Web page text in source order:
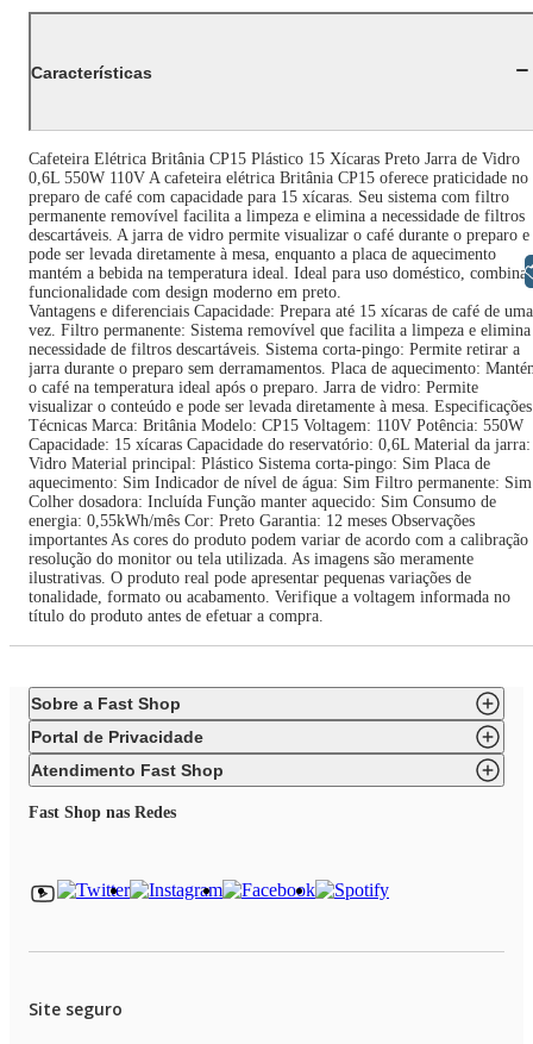
Características
Cafeteira Elétrica Britânia CP15 Plástico 15 Xícaras Preto Jarra de Vidro
0,6L 550W 110V A cafeteira elétrica Britânia CP15 oferece praticidade no
preparo de café com capacidade para 15 xícaras. Seu sistema com filtro
permanente removível facilita a limpeza e elimina a necessidade de filtros
descartáveis. A jarra de vidro permite visualizar o café durante o preparo e
pode ser levada diretamente à mesa, enquanto a placa de aquecimento
mantém a bebida na temperatura ideal. Ideal para uso doméstico, combina
funcionalidade com design moderno em preto.
Vantagens e diferenciais Capacidade: Prepara até 15 xícaras de café de uma
vez. Filtro permanente: Sistema removível que facilita a limpeza e elimina
necessidade de filtros descartáveis. Sistema corta-pingo: Permite retirar a
jarra durante o preparo sem derramamentos. Placa de aquecimento:
o café na temperatura ideal após o preparo. Jarra de vidro: Permite
visualizar o conteúdo e pode ser levada diretamente à mesa. Especificações
Técnicas Marca: Britânia Modelo: CP15 Voltagem: 110V Potência: 550W
Capacidade: 15 xícaras Capacidade do reservatório: 0,6L Material da jarra:
Vidro Material principal: Plástico Sistema corta-pingo: Sim Placa de
aquecimento: Sim Indicador de nível de água: Sim Filtro permanente: Sim
Colher dosadora: Incluída Função manter aquecido: Sim Consumo de
energia: 0,55kWh/mês Cor: Preto Garantia: 12 meses Observações
importantes As cores do produto podem variar de acordo com a calibração
resolução do monitor ou tela utilizada. As imagens são meramente
ilustrativas. O produto real pode apresentar pequenas variações de
tonalidade, formato ou acabamento. Verifique a voltagem informada no
título do produto antes de efetuar a compra.
Sobre a Fast Shop
Portal de Privacidade
Atendimento Fast Shop
Fast Shop nas Redes
Site seguro
Libras